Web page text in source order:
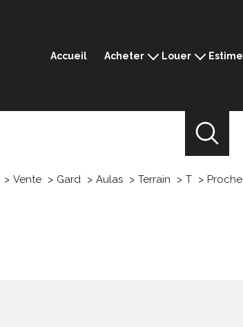
Accueil Acheter Louer
Sommières
Vente Gard Aulas Terrain T